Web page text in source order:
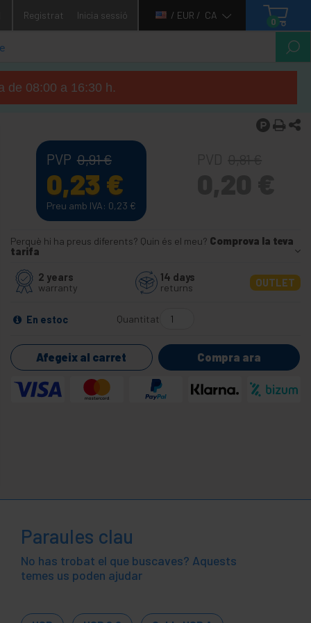
Registrat Inicia sessió / EUR / CA
0
de 08:00 a 16:30 h.
PVP 0,91€
0,23 €
Preu amb IVA: 0,23 €
Perquè hi ha preus diferents? Quin és el meu? Comprova la teva
tarifa
2 years
warranty
14 days
returns
OUTLET
En estoc Quantitat
Afegeix al carret Compra ara
Paraules clau
No has trobat el que buscaves? Aquests
temes us poden ajudar